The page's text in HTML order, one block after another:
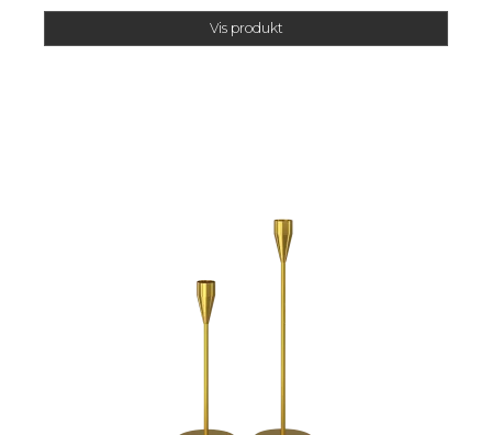
Vis produkt